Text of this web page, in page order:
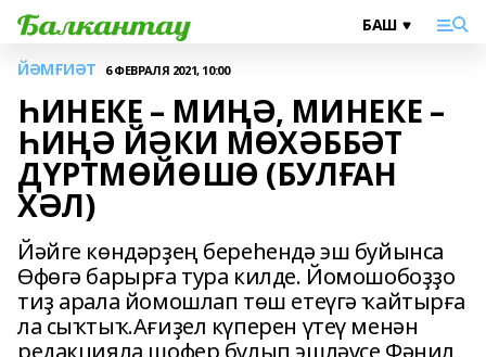
ЙӘМҒИӘТ 6 ФЕВРАЛЯ 2021, 10:00
ҺИНЕКЕ – МИҢӘ, МИНЕКЕ –
ҺИҢӘ ЙӘКИ МӨХӘББӘТ
ДҮРТМӨЙӨШӨ (БУЛҒАН
ХӘЛ)
Йәйге көндәрҙең береһендә эш буйынса
Өфөгә барырға тура килде. Йомошобоҙҙо
тиҙ арала йомошлап төш етеүгә ҡайтырға
ла сыҡтыҡ.Ағиҙел күперен үтеү менән
редакцияла шофер булып эшләүсе Фәнил